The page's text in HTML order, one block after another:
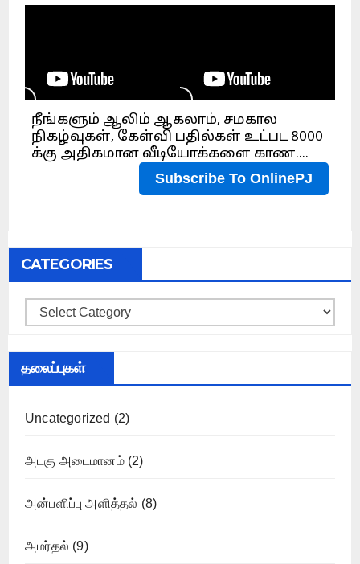
CATEGORIES
Categories
தலைப்புகள்
Uncategorized (2)
அடகு அடைமானம்(2)
அன்பளிப்பு அளித்தல் (8)
அமர்தல் (9)